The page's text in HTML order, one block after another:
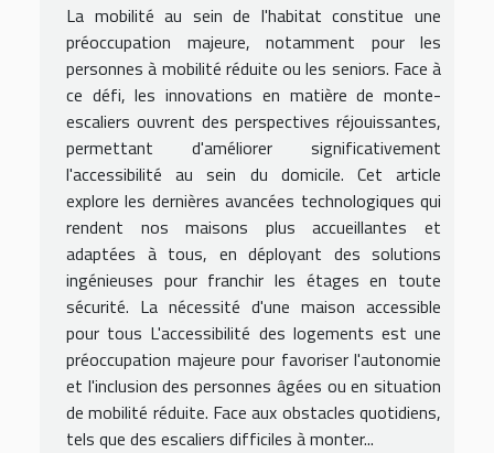
La mobilité au sein de l'habitat constitue une
préoccupation majeure, notamment pour les
personnes à mobilité réduite ou les seniors. Face à
ce défi, les innovations en matière de monte-
escaliers ouvrent des perspectives réjouissantes,
permettant d'améliorer significativement
l'accessibilité au sein du domicile. Cet article
explore les dernières avancées technologiques qui
rendent nos maisons plus accueillantes et
adaptées à tous, en déployant des solutions
ingénieuses pour franchir les étages en toute
sécurité. La nécessité d'une maison accessible
pour tous L'accessibilité des logements est une
préoccupation majeure pour favoriser l'autonomie
et l'inclusion des personnes âgées ou en situation
de mobilité réduite. Face aux obstacles quotidiens,
tels que des escaliers difficiles à monter...